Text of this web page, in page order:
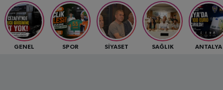
GENEL SPOR SİYASET SAĞLIK ANTALYA
Antalya Namaz Vakitleri
Antalya Trafik Yoğunluk Haritası